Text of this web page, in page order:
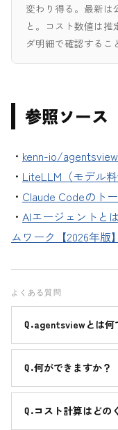
変わり得る。最新は
と。コスト数値は
ダ明細で確認するこ
参照ソース
・ kenn-io/
・ LiteLLM（モデル
・ Claude Codeのト
・ AIエージェントと
ムワーク【2026年版
よくある質問
agentsviewとは何
何ができますか？
コスト計算はどの